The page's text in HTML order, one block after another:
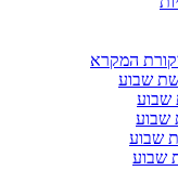
המקרא
שבוע
שבוע
שבוע
שבוע
שבוע